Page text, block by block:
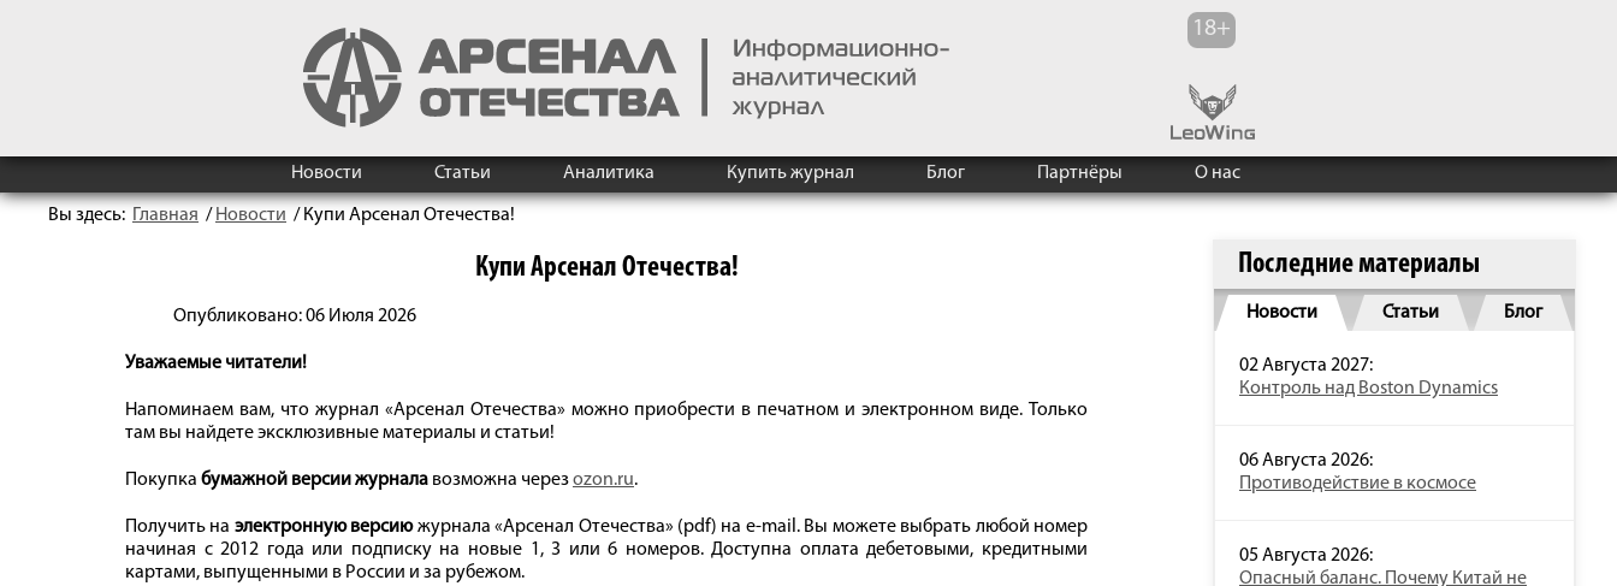
Новости Статьи Аналитика Купить журнал Блог Партнёры О нас
Вы здесь: Главная / Новости / Купи Арсенал Отечества!
Купи Арсенал Отечества!
Опубликовано: 06 Июля 2026
Уважаемые читатели!
Напоминаем вам, что журнал «Арсенал Отечества» можно приобрести в печатном и электронном виде. Только
там вы найдете эксклюзивные материалы и статьи!
Покупка бумажной версии журнала возможна черезozon.ru.
Получить на электронную версиюжурнала «Арсенал Отечества» (pdf) на e-mail. Вы можете выбрать любой номер
начиная с 2012 года или подписку на новые 1, 3 или 6 номеров. Доступна оплата дебетовыми, кредитными
картами, выпущенными в России и за рубежом.
Последние материалы
Новости Статьи Блог
02 Августа 2027:
Контроль над Boston Dynamics
06 Августа 2026:
Противодействие в космосе
05 Августа 2026:
Опасный баланс. Почему Китай не